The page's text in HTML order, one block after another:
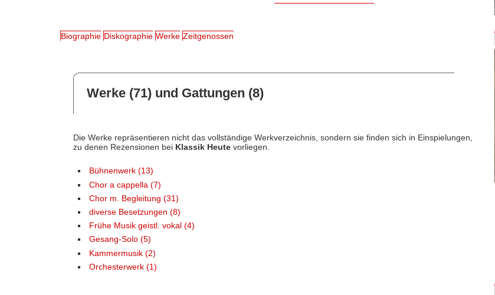
Biographie Diskographie Werke Zeitgenossen
Werke (71) und Gattungen (8)
Die Werke repräsentieren nicht das vollständige Werkverzeichnis, sondern sie finden sich in Einspielungen,
zu denen Rezensionen bei Klassik Heutevorliegen.
Bühnenwerk (13)
Chor a cappella (7)
Chor m. Begleitung (31)
diverse Besetzungen (8)
Frühe Musik geistl. vokal (4)
Gesang-Solo (5)
Kammermusik (2)
Orchesterwerk (1)